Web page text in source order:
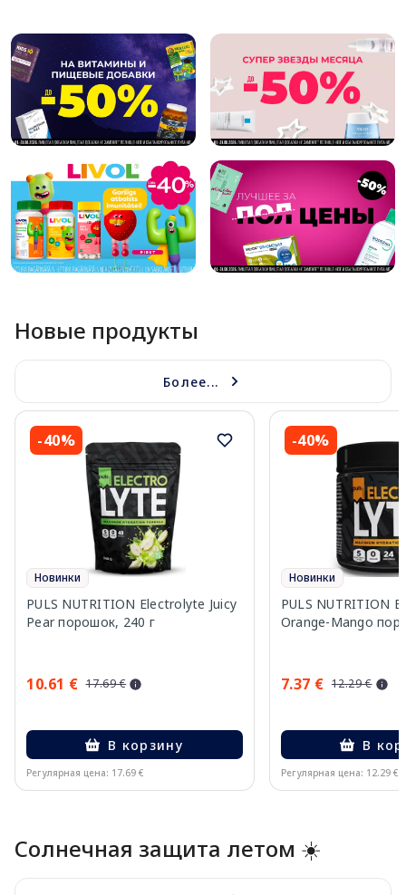
Новые продукты
Более...
-40%
Новинки
PULS NUTRITION Electrolyte Juicy
Pear порошок, 240 г
10.61 € 17.69 €
В корзину
Регулярная цена: 17.69 €
-40%
Новинки
PULS NUTRITION
Orange-Mango
7.37 € 12.29 €
В
Регулярная цена: 12.29 €
Солнечная защита летом ☀️